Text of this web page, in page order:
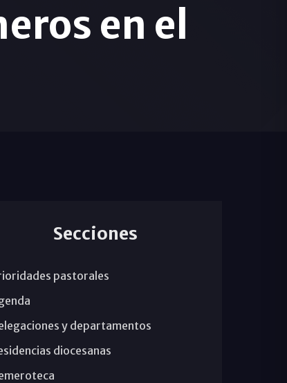
en el
Secciones
pastorales
y departamentos
diocesanas